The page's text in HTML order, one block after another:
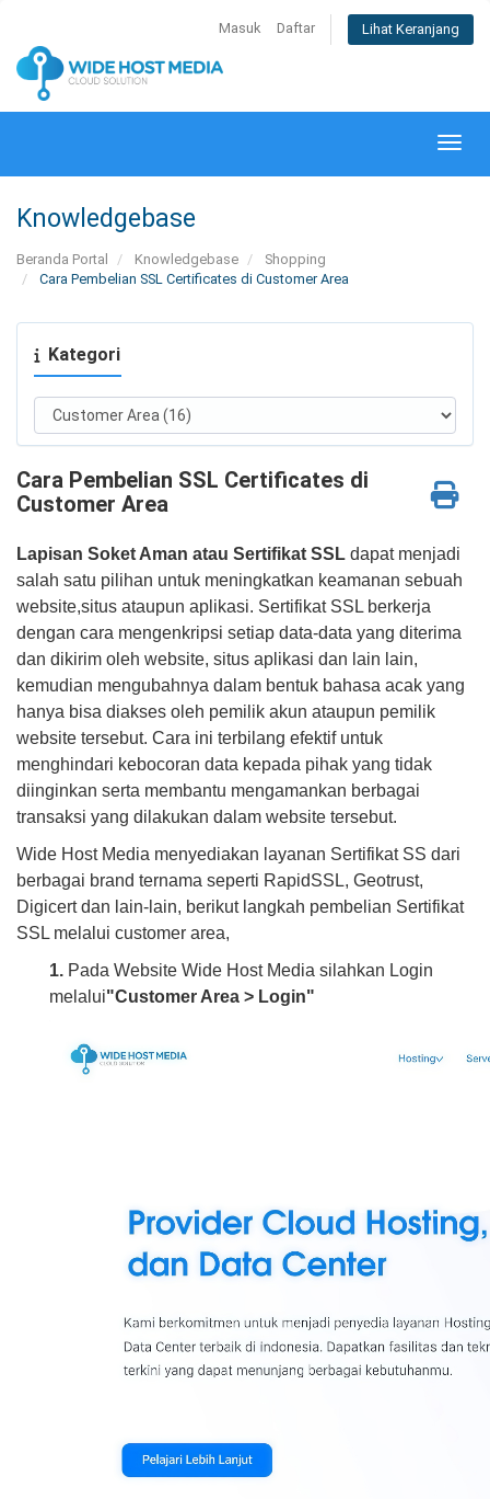
Masuk Daftar Lihat Keranjang
Knowledgebase
Beranda Portal Knowledgebase
Shopping
Cara Pembelian SSL Certificates di Customer Area
Kategori
Cara Pembelian SSL Certificates di
Customer Area
Lapisan Soket Aman atau Sertifikat SSL dapat menjadi
salah satu pilihan untuk meningkatkan keamanan sebuah
website,situs ataupun aplikasi. Sertifikat SSL berkerja
dengan cara mengenkripsi setiap data-data yang diterima
dan dikirim oleh website, situs aplikasi dan lain lain,
kemudian mengubahnya dalam bentuk bahasa acak yang
hanya bisa diakses oleh pemilik akun ataupun pemilik
website tersebut. Cara ini terbilang efektif untuk
menghindari kebocoran data kepada pihak yang tidak
diinginkan serta membantu mengamankan berbagai
transaksi yang dilakukan dalam website tersebut.
Wide Host Media menyediakan layanan Sertifikat SS dari
berbagai brand ternama seperti RapidSSL, Geotrust,
Digicert dan lain-lain, berikut langkah pembelian Sertifikat
SSL melalui customer area,
1. Pada Website Wide Host Media silahkan Login
melalui"Customer Area > Login"